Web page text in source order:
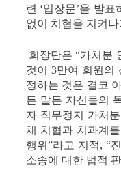
련 ‘입장문’을 발
없이 치협을 지켜
회장단은 “가처분
것이 3만여 회원의
정하는 것은 결코
든 말든 자신들의
자 직무정지 가처
채 치협과 치과계
행위”라고 지적, “
소송에 대한 법적